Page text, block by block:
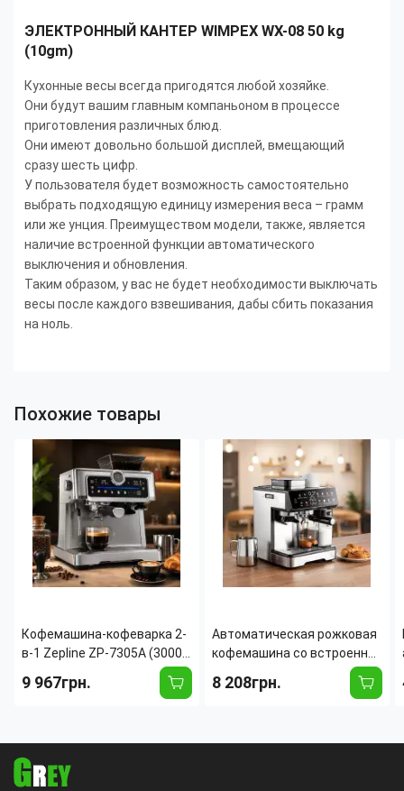
ЭЛЕКТРОННЫЙ КАНТЕР WIMPEX WX-08 50 kg
(10gm)
Кухонные весы всегда пригодятся любой хозяйке.
Они будут вашим главным компаньоном в процессе
приготовления различных блюд.
Они имеют довольно большой дисплей, вмещающий
сразу шесть цифр.
У пользователя будет возможность самостоятельно
выбрать подходящую единицу измерения веса – грамм
или же унция. Преимуществом модели, также, является
наличие встроенной функции автоматического
выключения и обновления.
Таким образом, у вас не будет необходимости выключать
весы после каждого взвешивания, дабы сбить показания
на ноль.
Похожие товары
Кофемашина-кофеварка 2-
в-1 Zepline ZP-7305A (3000
Вт, 20 Бар) со встроенной
жерновой кофемолкой,
9 967грн.
Автоматическая рожковая
кофемашина со встроенной
кофемолкой Zepline ZP-
6807 (1500 Вт, 20 Бар, 2.6 л)
8 208грн.